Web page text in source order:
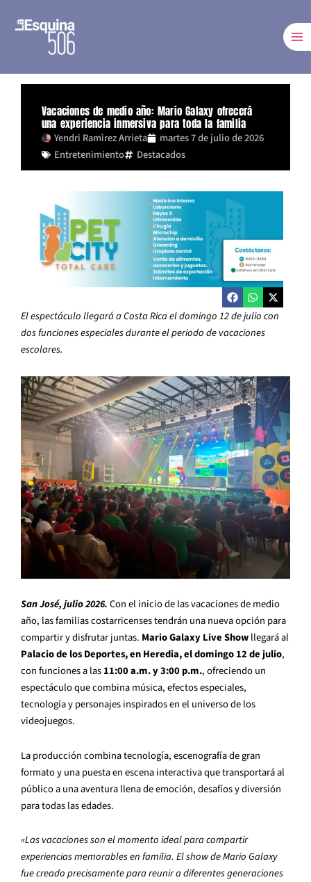
Vacaciones de medio año: Mario Galaxy ofrecerá
una experiencia inmersiva para toda la familia
Yendri Ramìrez Arrieta
martes 7 de julio de 2026
Entretenimiento
Destacados
El espectáculo llegará a Costa Rica el domingo 12 de julio con
dos funciones especiales durante el periodo de vacaciones
escolares.
San José, julio 2026.Con el inicio de las vacaciones de medio
año, las familias costarricenses tendrán una nueva opción para
compartir y disfrutar juntas. Mario Galaxy Live Showllegará al
Palacio de los Deportes, en Heredia, el domingo 12 de julio,
con funciones a las11:00 a.m. y 3:00 p.m., ofreciendo un
espectáculo que combina música, efectos especiales,
tecnología y personajes inspirados en el universo de los
videojuegos.
La producción combina tecnología, escenografía de gran
formato y una puesta en escena interactiva que transportará al
público a una aventura llena de emoción, desafíos y diversión
para todas las edades.
«Las vacaciones son el momento ideal para compartir
experiencias memorables en familia. El show de Mario Galaxy
fue creado precisamente para reunir a diferentes generaciones